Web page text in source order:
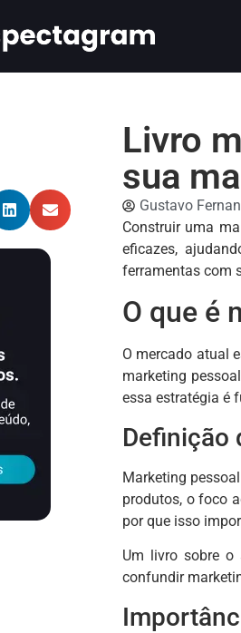
Livro
sua
Gustavo
Construir uma
eficazes,
ferramentas com
O que é
O mercado atual
marketing
essa estratégia é
Definição
Marketing
produtos, o foco
por que isso
Um livro sobre o
confundir